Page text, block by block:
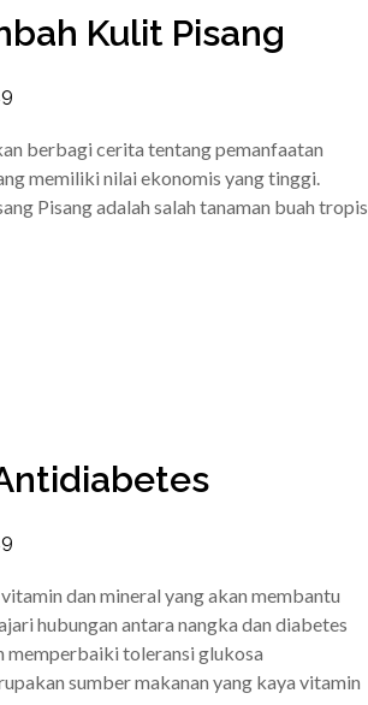
Kulit Pisang
berbagi cerita tentang pemanfaatan
memiliki nilai ekonomis yang tinggi.
Pisang adalah salah tanaman buah tropis
dan mineral yang akan membantu
hubungan antara nangka dan diabetes
memperbaiki toleransi glukosa
sumber makanan yang kaya vitamin